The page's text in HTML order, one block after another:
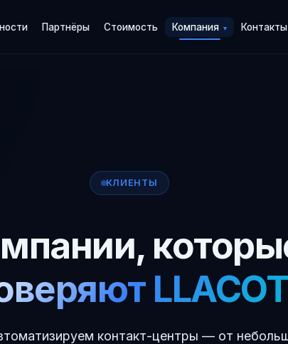
Партнёры Стоимость Компания ▾ Контакты
КЛИЕНТЫ
LLACOT
контакт-центры — от